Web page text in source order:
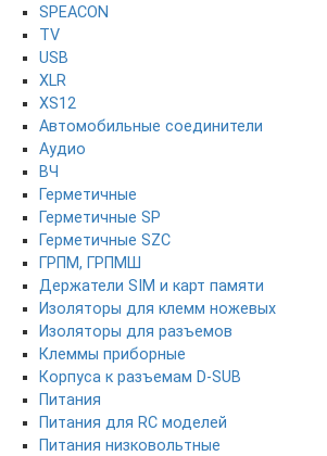
SPEACON
TV
USB
XLR
XS12
Автомобильные соединители
Аудио
ВЧ
Герметичные
Герметичные SP
Герметичные SZC
ГРПМ, ГРПМШ
Держатели SIM и карт памяти
Изоляторы для клемм ножевых
Изоляторы для разъемов
Клеммы приборные
Корпуса к разъемам D-SUB
Питания
Питания для RC моделей
Питания низковольтные